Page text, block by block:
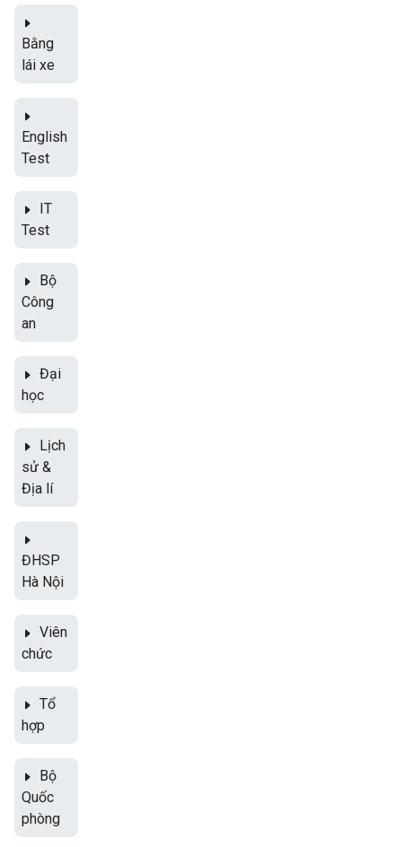
Bằng
lái xe
English
Test
IT
Test
Bộ
Công
an
Đại
học
Lịch
sử &
Địa lí
ĐHSP
Hà Nội
Viên
chức
Tổ
hợp
Bộ
Quốc
phòng